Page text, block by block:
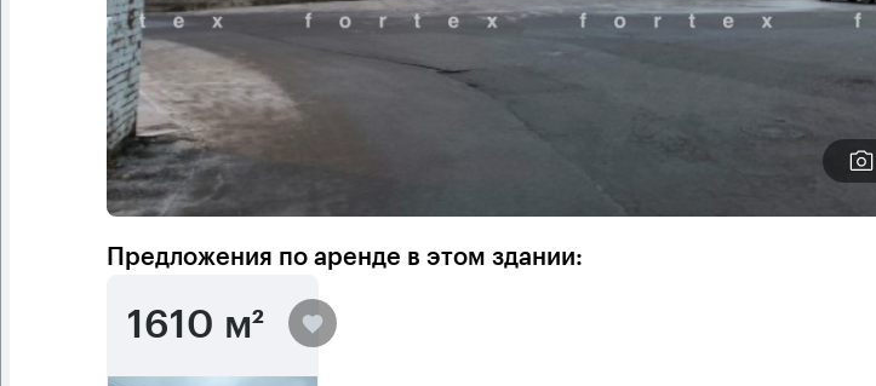
Предложения по аренде в этом здании:
1610 м²